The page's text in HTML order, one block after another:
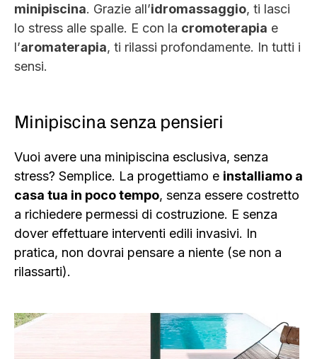
minipiscina. Grazie all’idromassaggio, ti lasci
lo stress alle spalle. E con la cromoterapia e
l’aromaterapia, ti rilassi profondamente. In tutti i
sensi.
Minipiscina senza pensieri
Vuoi avere una minipiscina esclusiva, senza
stress? Semplice. La progettiamo e installiamo a
casa tua in poco tempo, senza essere costretto
a richiedere permessi di costruzione. E senza
dover effettuare interventi edili invasivi. In
pratica, non dovrai pensare a niente (se non a
rilassarti).